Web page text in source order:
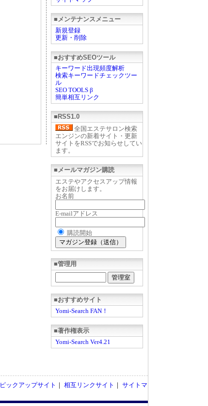
■メンテナンスメニュー
新規登録
更新・削除
■おすすめSEOツール
キーワード出現頻度解析
検索キーワードチェックツー
ル
SEO TOOLS β
簡単相互リンク
■RSS1.0
全国エステサロン検索
エンジンの新着サイト・更新
サイトをRSSでお知らせしてい
ます。
■メールマガジン購読
エステやアクセスアップ情報
をお届けします。
お名前
E-mailアドレス
購読開始
■管理用
■おすすめサイト
Yomi-Search FAN！
■著作権表示
Yomi-Search Ver4.21
ピックアップサイト ｜ 相互リンクサイト ｜ サイトマ